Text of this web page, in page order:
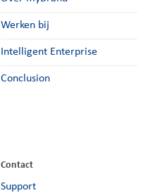
Werken bij
Intelligent Enterprise
Conclusion
Contact
Support